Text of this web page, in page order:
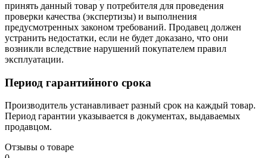
принять данный товар у потребителя для проведения
проверки качества (экспертизы) и выполнения
предусмотренных законом требований. Продавец должен
устранить недостатки, если не будет доказано, что они
возникли вследствие нарушений покупателем правил
эксплуатации.
Период гарантийного срока
Производитель устанавливает разный срок на каждый товар.
Период гарантии указывается в документах, выдаваемых
продавцом.
Отзывы о товаре